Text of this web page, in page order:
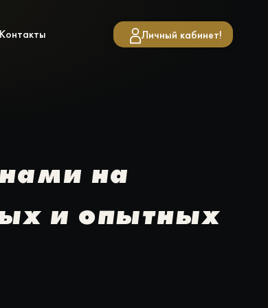
Контакты Личный кабинет!
на
и опытных